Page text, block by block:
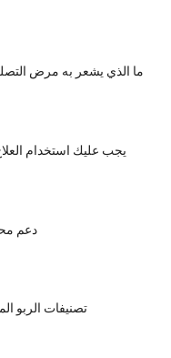
ما الذي يشعر به مرض
يجب عليك استخدام
دعم
تصنيفات الربو